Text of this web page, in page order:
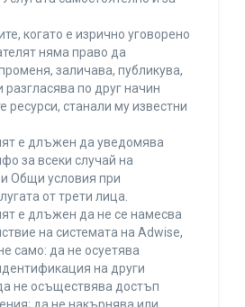
когато е изрично уговорено
няма право да
заличава, публикува,
разгласява по друг начин
станали му известни
е длъжен да уведомява
за всеки случай на
Общи условия при
от трети лица.
е длъжен да не се намесва
на системата на Adwise,
само: да не осуетява
на други
не осъществява достъп